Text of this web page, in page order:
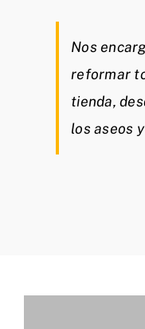
Nos
reformar
tienda,
los aseos